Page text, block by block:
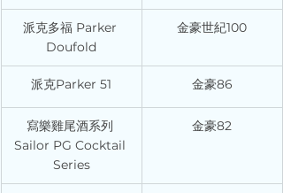
派克多福 Parker
Doufold
金豪世紀100
派克Parker 51 金豪86
寫樂雞尾酒系列
Sailor PG Cocktail
Series
金豪82